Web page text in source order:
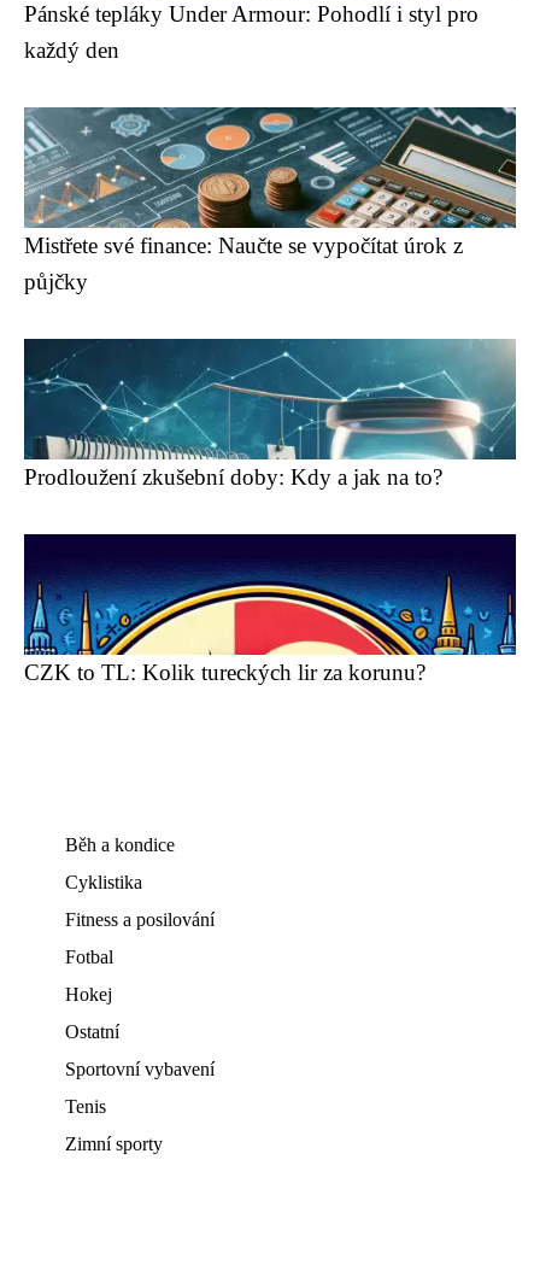
Pánské tepláky Under Armour: Pohodlí i styl pro
každý den
Mistřete své finance: Naučte se vypočítat úrok z
půjčky
Prodloužení zkušební doby: Kdy a jak na to?
CZK to TL: Kolik tureckých lir za korunu?
Běh a kondice
Cyklistika
Fitness a posilování
Fotbal
Hokej
Ostatní
Sportovní vybavení
Tenis
Zimní sporty